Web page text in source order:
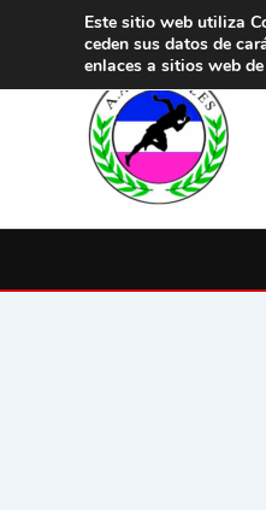
contenido
Este sitio web utiliza
ceden sus datos de
enlaces a sitios web